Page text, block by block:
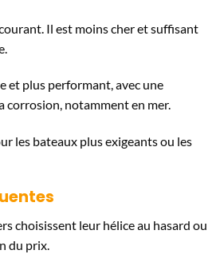
Il est moins cher et suffisant
et plus performant, avec une
corrosion, notamment en mer.
les bateaux plus exigeants ou les
choisissent leur hélice au hasard ou
du prix.